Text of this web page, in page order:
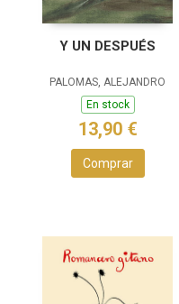
Y UN DESPUÉS
PALOMAS, ALEJANDRO
En stock
13,90 €
Comprar